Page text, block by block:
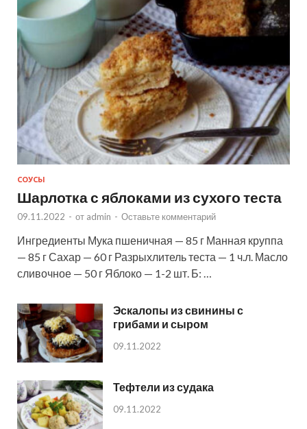
СОУСЫ
Шарлотка с яблоками из сухого теста
09.11.2022 - от admin - Оставьте комментарий
Ингредиенты Мука пшеничная — 85 г Манная круппа
— 85 г Сахар — 60 г Разрыхлитель теста — 1 ч.л. Масло
сливочное — 50 г Яблоко — 1-2 шт. Б: …
Эскалопы из свинины с
грибами и сыром
09.11.2022
Тефтели из судака
09.11.2022